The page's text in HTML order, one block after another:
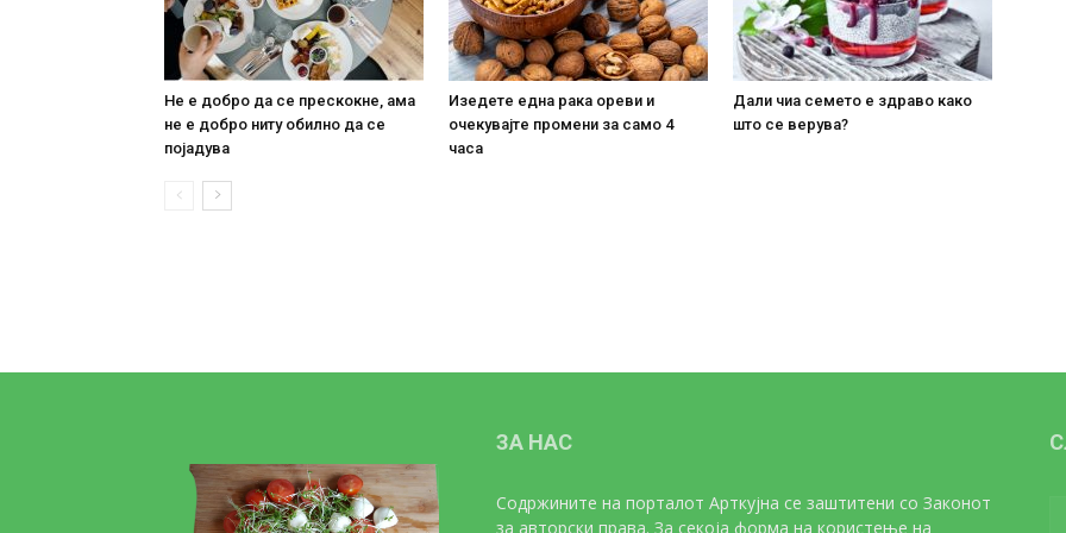
Не е добро да се прескокне, ама
не е добро ниту обилно да се
појадува
Изедете една рака ореви и
очекувајте промени за само 4
часа
Дали чиа семето е здраво како
што се верува?
ЗА НАС
Содржините на порталот Арткујна се заштитени со Законот
за авторски права. За секоја форма на користење на